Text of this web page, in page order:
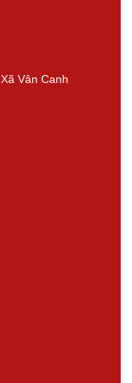
Vân Canh